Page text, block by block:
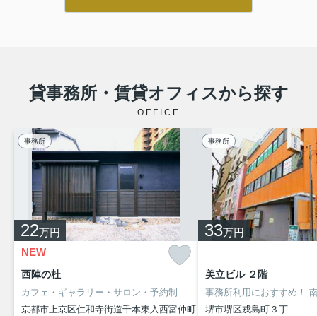
貸事務所・賃貸オフィスから探す
OFFICE
事務所
22万円
NEW
西陣の杜
カフェ・ギャラリー・サロン・予約制店舗におすすめ！
京都・西陣エ
京都市上京区仁和寺街道千本東入西富仲町
事務所
33万円
美立ビル ２階
事務所利用におすすめ！
南海
堺市堺区戎島町３丁